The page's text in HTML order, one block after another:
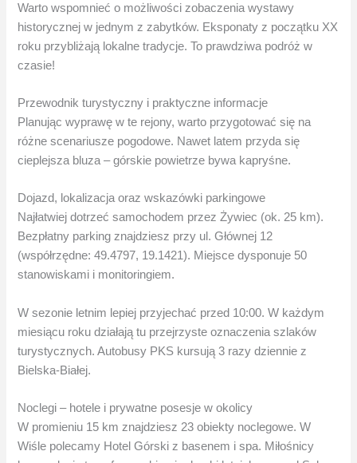
Warto wspomnieć o możliwości zobaczenia wystawy
historycznej w jednym z zabytków. Eksponaty z początku XX
roku przybliżają lokalne tradycje. To prawdziwa podróż w
czasie!
Przewodnik turystyczny i praktyczne informacje
Planując wyprawę w te rejony, warto przygotować się na
różne scenariusze pogodowe. Nawet latem przyda się
cieplejsza bluza – górskie powietrze bywa kapryśne.
Dojazd, lokalizacja oraz wskazówki parkingowe
Najłatwiej dotrzeć samochodem przez Żywiec (ok. 25 km).
Bezpłatny parking znajdziesz przy ul. Głównej 12
(współrzędne: 49.4797, 19.1421). Miejsce dysponuje 50
stanowiskami i monitoringiem.
W sezonie letnim lepiej przyjechać przed 10:00. W każdym
miesiącu roku działają tu przejrzyste oznaczenia szlaków
turystycznych. Autobusy PKS kursują 3 razy dziennie z
Bielska-Białej.
Noclegi – hotele i prywatne posesje w okolicy
W promieniu 15 km znajdziesz 23 obiekty noclegowe. W
Wiśle polecamy Hotel Górski z basenem i spa. Miłośnicy